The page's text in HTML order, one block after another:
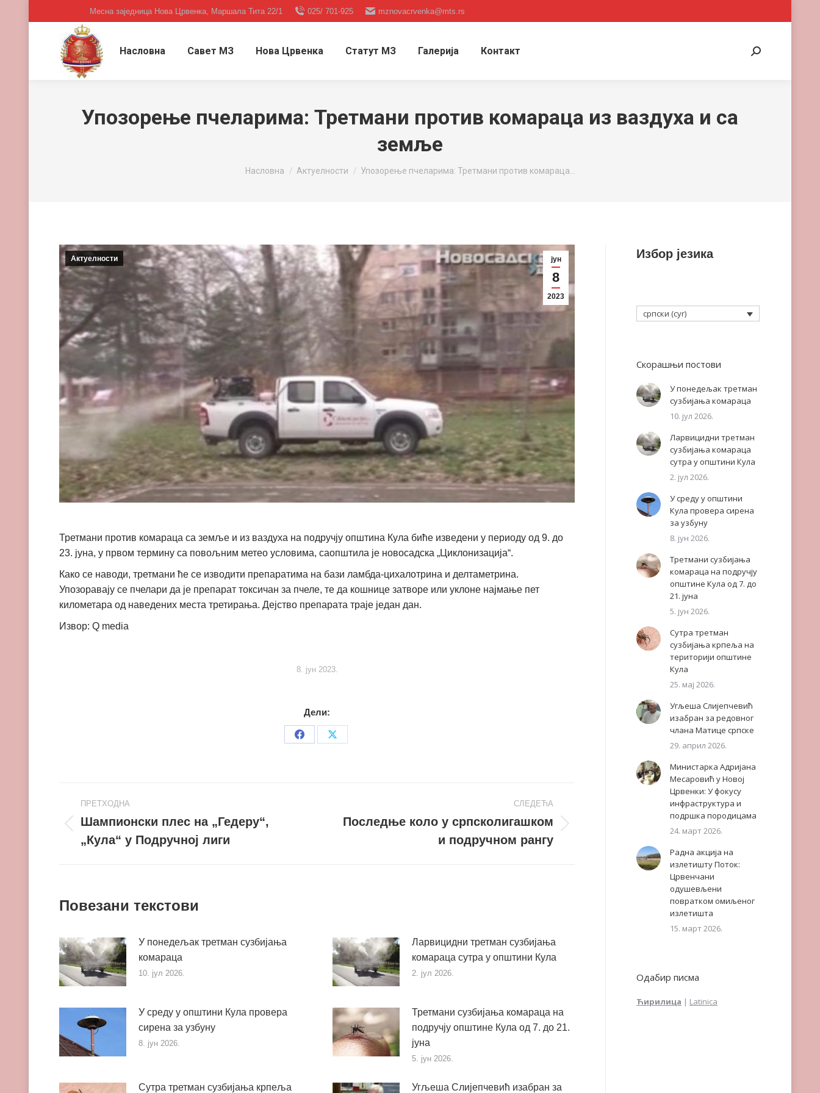
Месна заједница Нова Црвенка, Маршала Тита 22/1 025/ 701-925 mznovacrvenka@mts.rs
Насловна Савет МЗ Нова Црвенка Статут МЗ Галерија Контакт Search:
Упозорење пчеларима: Третмани против комараца из ваздуха и са
земље
You are here:
Насловна Актуелности Упозорење пчеларима: Третмани против комараца…
јун
8
2023
Актуелности
Третмани против комараца са земље и из ваздуха на подручју општина Кула биће изведени у периоду од 9. до
23. јуна, у првом термину са повољним метео условима, саопштила је новосадска „Циклонизација“.
Како се наводи, третмани ће се изводити препаратима на бази ламбда-цихалотрина и делтаметрина.
Упозоравају се пчелари да је препарат токсичан за пчеле, те да кошнице затворе или уклоне најмање пет
километара од наведених места третирања. Дејство препарата траје један дан.
Извор: Q media
8. јун 2023.
Дели:
Share
Share
Post
navigation
ПРЕТХОДНА
пост
Шампионски плес на „Гедеру“,
„Кула“ у Подручној лиги
СЛЕДЕЋА
Последње коло у српсколигашком
и подручном рангу
Повезани текстови
У понедељак третман сузбијања
комараца
10. јул 2026.
Ларвицидни третман сузбијања
комараца сутра у општини Кула
2. јул 2026.
У среду у општини Кула провера
сирена за узбуну
8. јун 2026.
Третмани сузбијања комараца на
подручју општине Кула од 7. до 21.
јуна
5. јун 2026.
Сутра третман сузбијања крпеља
Угљеша Слијепчевић изабран за
Избор језика
српски (cyr)
Скорашњи постови
У понедељак третман
сузбијања комараца
10. јул 2026.
Ларвицидни третман
сузбијања комараца
сутра у општини Кула
2. јул 2026.
У среду у општини
Кула провера сирена
за узбуну
8. јун 2026.
Третмани сузбијања
комараца на подручју
општине Кула од 7. до
21. јуна
5. јун 2026.
Сутра третман
сузбијања крпеља на
територији општине
Кула
25. мај 2026.
Угљеша Слијепчевић
изабран за редовног
члана Матице српске
29. април 2026.
Министарка Адријана
Месаровић у Новој
Црвенки: У фокусу
инфраструктура и
подршка породицама
24. март 2026.
Радна акција на
излетишту Поток:
Црвенчани
одушевљени
повратком омиљеног
излетишта
15. март 2026.
Одабир писма
Ћирилица | Latinica